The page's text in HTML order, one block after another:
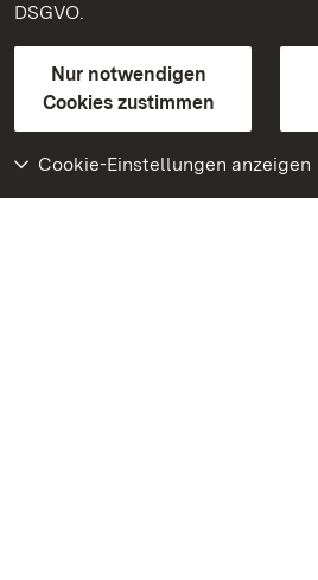
DSGVO.
Nur notwendigen
Cookies zustimmen
Cookie-Einstellungen anzeigen
Kontakt
GebärdenspracheLeichte Sprache
Erklärung zur Barrierefreiheit
BITV-konform (geprüfte Seiten)
Weiteres